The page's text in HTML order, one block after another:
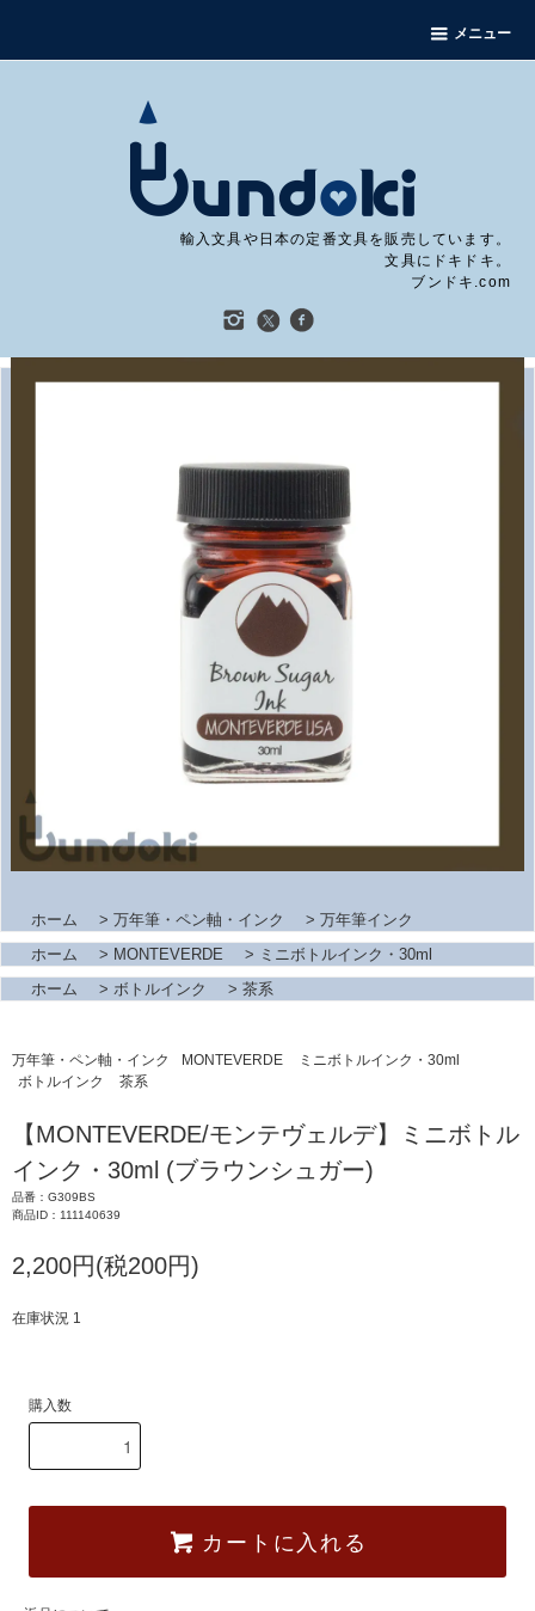
メニュー
輸入文具や日本の定番文具を販売しています。
文具にドキドキ。
ブンドキ.com
ホーム > 万年筆・ペン軸・インク > 万年筆インク
ホーム
> MONTEVERDE > ミニボトルインク・30ml
ホーム
> ボトルインク > 茶系
万年筆・ペン軸・インク MONTEVERDE
ミニボトルインク・30ml
ボトルインク
茶系
【MONTEVERDE/モンテヴェルデ】ミニボトル
インク・30ml (ブラウンシュガー)
品番：G309BS
商品ID：111140639
2,200円(税200円)
在庫状況 1
購入数
カートに入れる